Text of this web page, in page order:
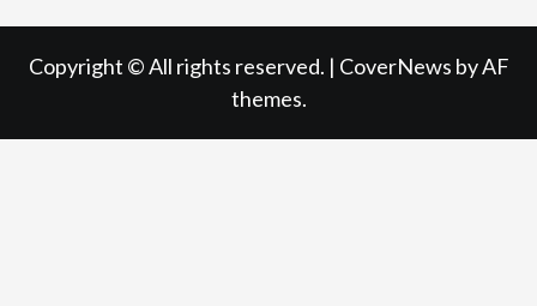
Copyright © All rights reserved. | CoverNews by AF
themes.